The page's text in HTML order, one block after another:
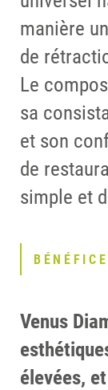
manière
de
Le
sa
et son
de
simple et
Venus
élevées,